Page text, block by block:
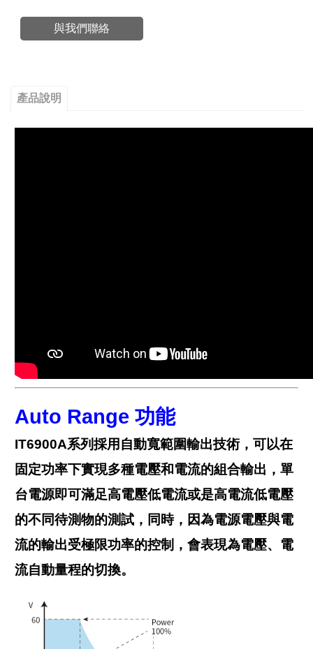
與我們聯絡
產品說明
Auto Range功能
IT6900A系列採用自動寬範圍輸出技術，可以在
固定功率下實現多種電壓和電流的組合輸出，單
台電源即可滿足高電壓低電流或是高電流低電壓
的不同待測物的測試，同時，因為電源電壓與電
流的輸出受極限功率的控制，會表現為電壓、電
流自動量程的切換。